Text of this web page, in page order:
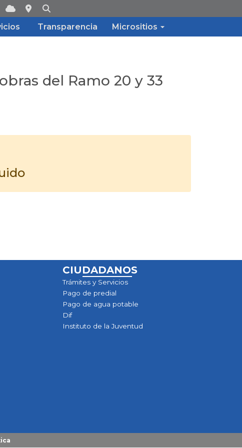
Transparencia Micrositios
del Ramo 20 y 33
CIUDADANOS
Trámites y Servicios
Pago de predial
Pago de agua potable
Dif
Instituto de la Juventud